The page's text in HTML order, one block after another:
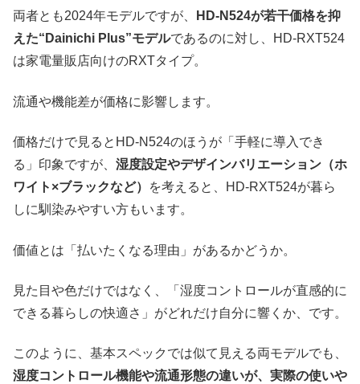
両者とも2024年モデルですが、
HD‑N524が若干価格を抑
えた“Dainichi Plus”モデルであるのに対し、HD‑RXT524
は家電量販店向けのRXTタイプ。
流通や機能差が価格に影響します。
価格だけで見るとHD‑N524のほうが「手軽に導入でき
る」印象ですが、 湿度設定やデザインバリエーション（ホ
ワイト×ブラックなど）
を考えると、HD‑RXT524が暮ら
しに馴染みやすい方もいます。
価値とは「払いたくなる理由」があるかどうか。
見た目や色だけではなく、「湿度コントロールが直感的に
できる暮らしの快適さ」がどれだけ自分に響くか、です。
このように、基本スペックでは似て見える両モデルでも、
湿度コントロール機能や流通形態の違いが、実際の使いや